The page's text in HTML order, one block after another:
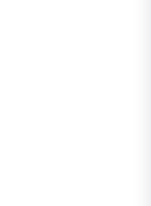
af hardware på